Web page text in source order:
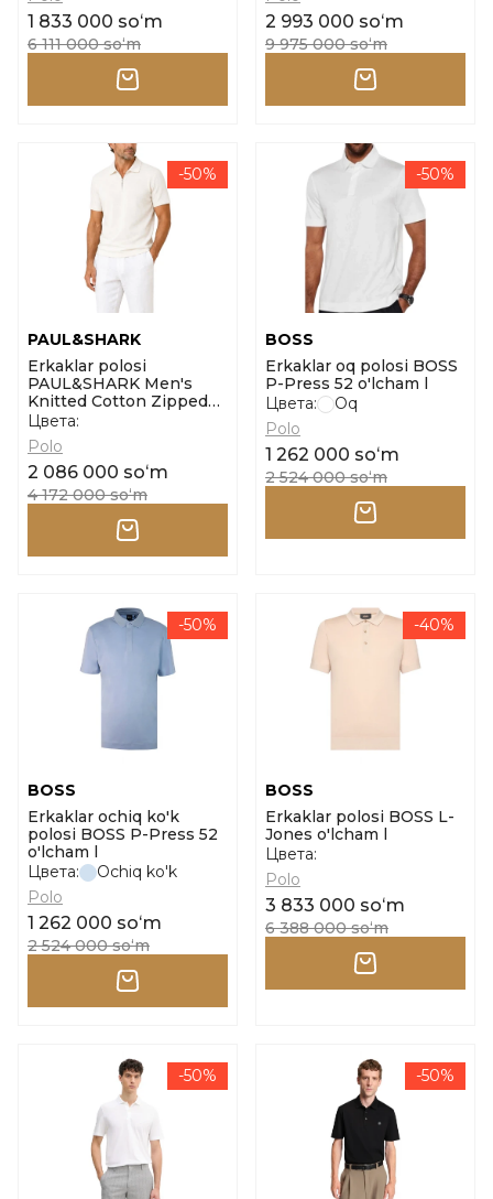
1 833 000 soʻm
6 111 000 soʻm
2 993 000 soʻm
9 975 000 soʻm
-50%
PAUL&SHARK
Erkaklar polosi
PAUL&SHARK Men's
Knitted Cotton Zipped
Polo Shirt o'lcham l
Цвета:
Polo
2 086 000 soʻm
4 172 000 soʻm
-50%
BOSS
Erkaklar oq polosi BOSS
P-Press 52 o'lcham l
Цвета:
Oq
Polo
1 262 000 soʻm
2 524 000 soʻm
-50%
BOSS
Erkaklar ochiq ko'k
polosi BOSS P-Press 52
o'lcham l
Цвета:
Ochiq ko'k
Polo
1 262 000 soʻm
2 524 000 soʻm
-40%
BOSS
Erkaklar polosi BOSS L-
Jones o'lcham l
Цвета:
Polo
3 833 000 soʻm
6 388 000 soʻm
-50% -50%